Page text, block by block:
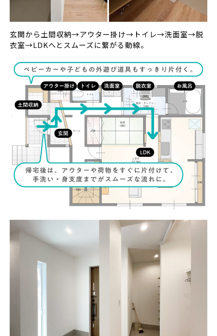
玄関から土間収納→アウター掛け→トイレ→洗面室→脱
衣室→LDKへとスムーズに繋がる動線。